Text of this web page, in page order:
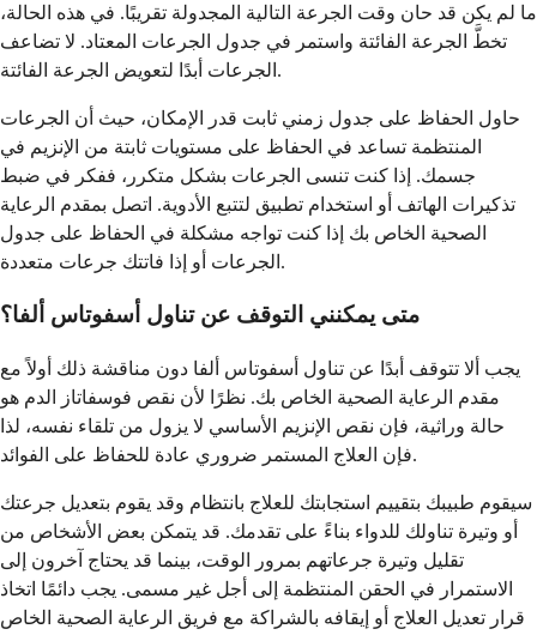
ما لم يكن قد حان وقت الجرعة التالية المجدولة تقريبًا. في هذه الحالة،
تخطَّ الجرعة الفائتة واستمر في جدول الجرعات المعتاد. لا تضاعف
الجرعات أبدًا لتعويض الجرعة الفائتة.
حاول الحفاظ على جدول زمني ثابت قدر الإمكان، حيث أن الجرعات
المنتظمة تساعد في الحفاظ على مستويات ثابتة من الإنزيم في
جسمك. إذا كنت تنسى الجرعات بشكل متكرر، ففكر في ضبط
تذكيرات الهاتف أو استخدام تطبيق لتتبع الأدوية. اتصل بمقدم الرعاية
الصحية الخاص بك إذا كنت تواجه مشكلة في الحفاظ على جدول
الجرعات أو إذا فاتتك جرعات متعددة.
متى يمكنني التوقف عن تناول أسفوتاس ألفا؟
يجب ألا تتوقف أبدًا عن تناول أسفوتاس ألفا دون مناقشة ذلك أولاً مع
مقدم الرعاية الصحية الخاص بك. نظرًا لأن نقص فوسفاتاز الدم هو
حالة وراثية، فإن نقص الإنزيم الأساسي لا يزول من تلقاء نفسه، لذا
فإن العلاج المستمر ضروري عادة للحفاظ على الفوائد.
سيقوم طبيبك بتقييم استجابتك للعلاج بانتظام وقد يقوم بتعديل جرعتك
أو وتيرة تناولك للدواء بناءً على تقدمك. قد يتمكن بعض الأشخاص من
تقليل وتيرة جرعاتهم بمرور الوقت، بينما قد يحتاج آخرون إلى
الاستمرار في الحقن المنتظمة إلى أجل غير مسمى. يجب دائمًا اتخاذ
قرار تعديل العلاج أو إيقافه بالشراكة مع فريق الرعاية الصحية الخاص